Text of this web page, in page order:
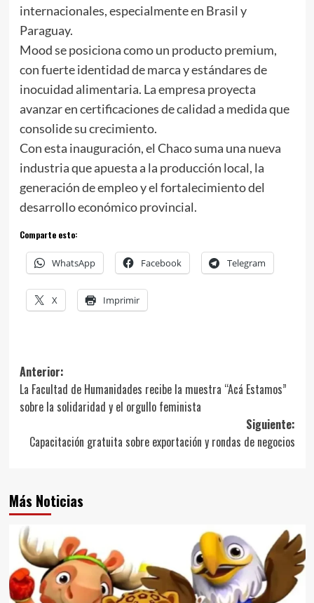
internacionales, especialmente en Brasil y
Paraguay.
Mood se posiciona como un producto premium,
con fuerte identidad de marca y estándares de
inocuidad alimentaria. La empresa proyecta
avanzar en certificaciones de calidad a medida que
consolide su crecimiento.
Con esta inauguración, el Chaco suma una nueva
industria que apuesta a la producción local, la
generación de empleo y el fortalecimiento del
desarrollo económico provincial.
Comparte esto:
WhatsApp Facebook Telegram
X Imprimir
Navegación
de
entradas
Anterior:
La Facultad de Humanidades recibe la muestra “Acá Estamos”
sobre la solidaridad y el orgullo feminista
Siguiente:
Capacitación gratuita sobre exportación y rondas de negocios
Más Noticias